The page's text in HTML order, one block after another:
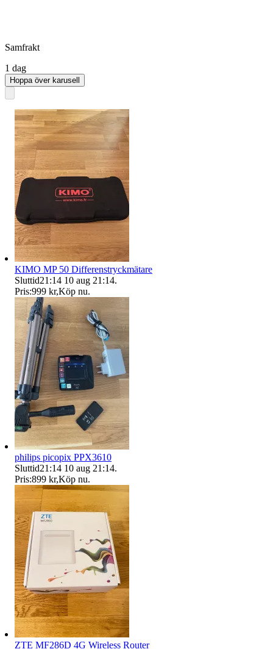
Samfrakt
1 dag
Hoppa över karusell
KIMO MP 50 Differenstryckmätare
Sluttid21:14 10 aug 21:14.
Pris:999 kr,Köp nu.
philips picopix PPX3610
Sluttid21:14 10 aug 21:14.
Pris:899 kr,Köp nu.
ZTE MF286D 4G Wireless Router